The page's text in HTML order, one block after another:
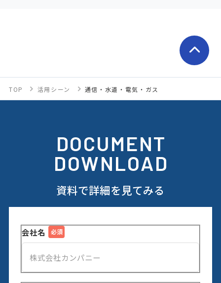
TOP 活用シーン 通信・水道・電気・ガス
DOCUMENT
DOWNLOAD
資料で詳細を見てみる
会社名